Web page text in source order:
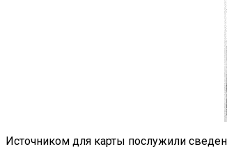
Источником для карты послужили